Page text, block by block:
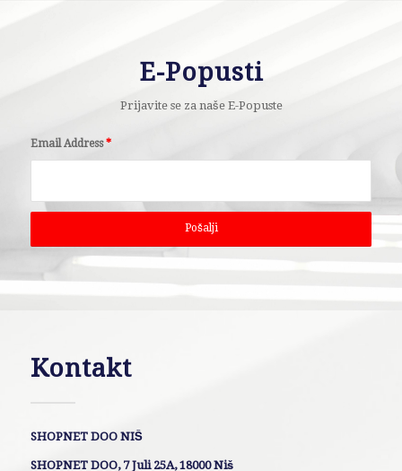
E-Popusti
Prijavite se za naše E-Popuste
Email Address*
Kontakt
SHOPNET DOO NIŠ
SHOPNET DOO, 7 Juli 25A, 18000 Niš